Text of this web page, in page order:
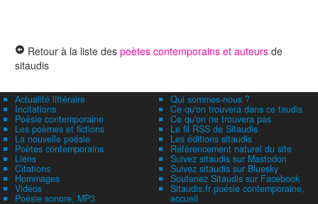
Retour à la liste des poètes contemporains et auteurs de
sitaudis
Actualité littéraire
Incitations
Poésie contemporaine
Les poèmes et fictions
La nouvelle poésie
Poètes contemporains
Liens
Citations
Hommages
Vidéos
Poésie sonore, MP3
Qui sommes-nous ?
Ce qu'on trouvera dans ce taudis
Ce qu'on ne trouvera pas
Le fil RSS de Sitaudis
Les éditions sitaudis
Référencement naturel du site
Suivez sitaudis sur Mastodon
Suivez sitaudis sur Bluesky
Soutenez Sitaudis sur Facebook
Sitaudis.fr poésie contemporaine,
accueil